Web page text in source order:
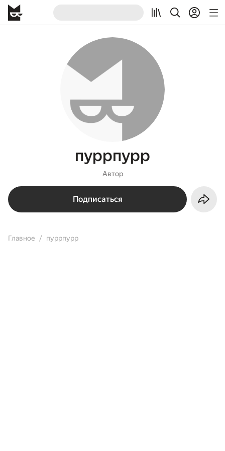
пуррпурр
Автор
Подписаться
Главное пуррпурр